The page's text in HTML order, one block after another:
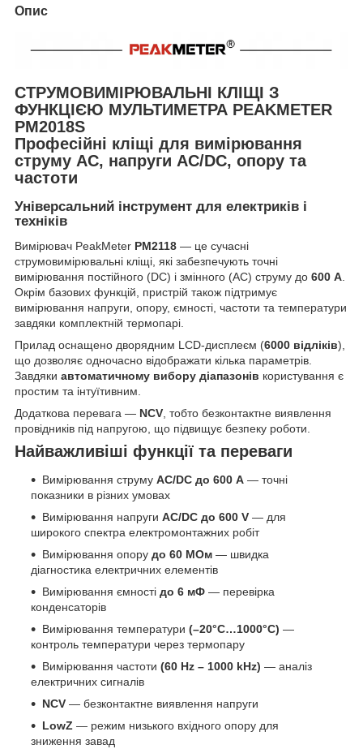
Опис
СТРУМОВИМІРЮВАЛЬНІ КЛІЩІ З
ФУНКЦІЄЮ МУЛЬТИМЕТРА PEAKMETER
PM2018S
Професійні кліщі для вимірювання
струму AC, напруги AC/DC, опору та
частоти
Універсальний інструмент для електриків і
техніків
Вимірювач PeakMeter PM2118 — це сучасні
струмовимірювальні кліщі, які забезпечують точні
вимірювання постійного (DC) і змінного (AC) струму до 600 A
Окрім базових функцій, пристрій також підтримує
вимірювання напруги, опору, ємності, частоти та температури
завдяки комплектній термопарі.
Прилад оснащено дворядним LCD-дисплеєм (6000 відліків),
що дозволяє одночасно відображати кілька параметрів.
Завдяки автоматичному вибору діапазонів користування є
простим та інтуїтивним.
Додаткова перевага — NCV , тобто безконтактне виявлення
провідників під напругою, що підвищує безпеку роботи.
Найважливіші функції та переваги
Вимірювання струму AC/DC до 600 A — точні
показники в різних умовах
Вимірювання напруги AC/DC до 600 V — для
широкого спектра електромонтажних робіт
Вимірювання опору до 60 МОм — швидка
діагностика електричних елементів
Вимірювання ємності до 6 мФ — перевірка
конденсаторів
Вимірювання температури (–20°C…1000°C) —
контроль температури через термопару
Вимірювання частоти (60 Hz – 1000 kHz) — аналіз
електричних сигналів
NCV — безконтактне виявлення напруги
LowZ — режим низького вхідного опору для
зниження завад